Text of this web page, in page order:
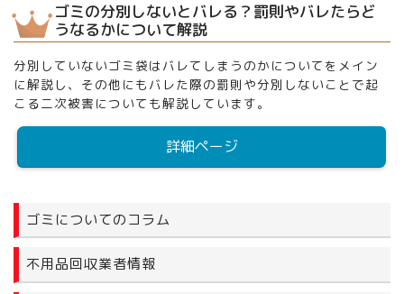
ゴミの分別しないとバレる？罰則やバレたらど
うなるかについて解説
分別していないゴミ袋はバレてしまうのかについてをメイン
に解説し、その他にもバレた際の罰則や分別しないことで起
こる二次被害についても解説しています。
詳細ページ
ゴミについてのコラム
不用品回収業者情報